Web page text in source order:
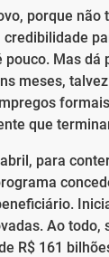
porque não
credibilidade
pouco. Mas
meses,
que
para
Ao todo,
R$ 161